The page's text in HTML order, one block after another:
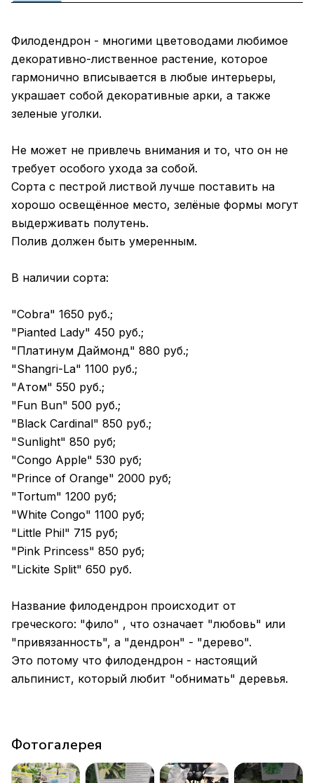
Филодендрон - многими цветоводами любимое
декоративно-лиственное растение, которое
гармонично вписывается в любые интерьеры,
украшает собой декоративные арки, а также
зеленые уголки.
Не может не привлечь внимания и то, что он не
требует особого ухода за собой.
Сорта с пестрой листвой лучше поставить на
хорошо освещённое место, зелёные формы могут
выдерживать полутень.
Полив должен быть умеренным.
В наличии сорта:
"Cobra" 1650 руб.;
"Pianted Lady" 450 руб.;
"Платинум Даймонд" 880 руб.;
"Shangri-La" 1100 руб.;
"Атом" 550 руб.;
"Fun Bun" 500 руб.;
"Black Cardinal" 850 руб.;
"Sunlight" 850 руб;
"Congo Apple" 530 руб;
"Prince of Orange" 2000 руб;
"Tortum" 1200 руб;
"White Congo" 1100 руб;
"Little Phil" 715 руб;
"Pink Princess" 850 руб;
"Lickite Split" 650 руб.
Название филодендрон происходит от
греческого: "фило" , что означает "любовь" или
"привязанность", а "дендрон" - "дерево".
Это потому что филодендрон - настоящий
альпинист, который любит "обнимать" деревья.
Фотогалерея